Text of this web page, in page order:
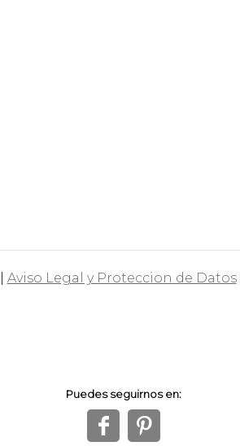
Aviso Legal y Proteccion de Datos|
Puedes seguirnos en:
f 1